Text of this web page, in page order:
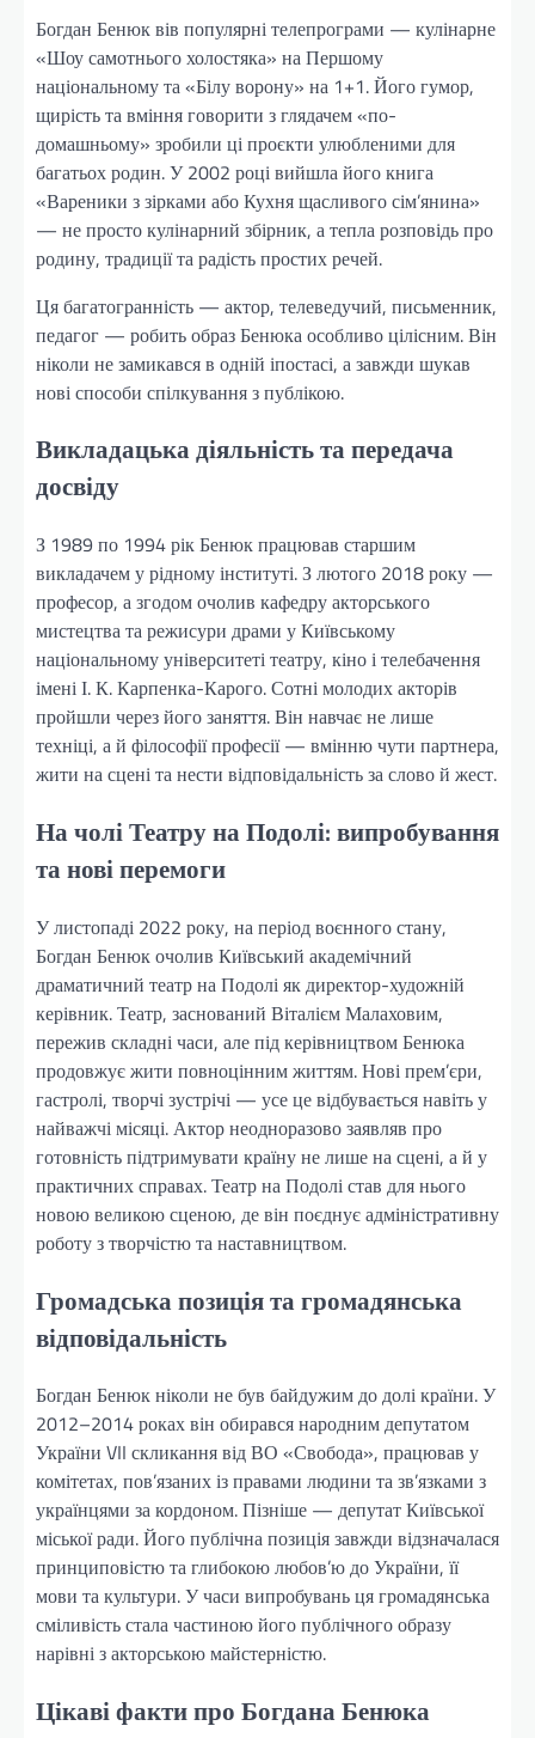
Богдан Бенюк вів популярні телепрограми — кулінарне
«Шоу самотнього холостяка» на Першому
національному та «Білу ворону» на 1+1. Його гумор,
щирість та вміння говорити з глядачем «по-
домашньому» зробили ці проєкти улюбленими для
багатьох родин. У 2002 році вийшла його книга
«Вареники з зірками або Кухня щасливого сім’янина»
— не просто кулінарний збірник, а тепла розповідь про
родину, традиції та радість простих речей.
Ця багатогранність — актор, телеведучий, письменник,
педагог — робить образ Бенюка особливо цілісним. Він
ніколи не замикався в одній іпостасі, а завжди шукав
нові способи спілкування з публікою.
Викладацька діяльність та передача
досвіду
З 1989 по 1994 рік Бенюк працював старшим
викладачем у рідному інституті. З лютого 2018 року —
професор, а згодом очолив кафедру акторського
мистецтва та режисури драми у Київському
національному університеті театру, кіно і телебачення
імені І. К. Карпенка-Карого. Сотні молодих акторів
пройшли через його заняття. Він навчає не лише
техніці, а й філософії професії — вмінню чути партнера,
жити на сцені та нести відповідальність за слово й жест.
На чолі Театру на Подолі: випробування
та нові перемоги
У листопаді 2022 року, на період воєнного стану,
Богдан Бенюк очолив Київський академічний
драматичний театр на Подолі як директор-художній
керівник. Театр, заснований Віталієм Малаховим,
пережив складні часи, але під керівництвом Бенюка
продовжує жити повноцінним життям. Нові прем’єри,
гастролі, творчі зустрічі — усе це відбувається навіть у
найважчі місяці. Актор неодноразово заявляв про
готовність підтримувати країну не лише на сцені, а й у
практичних справах. Театр на Подолі став для нього
новою великою сценою, де він поєднує адміністративну
роботу з творчістю та наставництвом.
Громадська позиція та громадянська
відповідальність
Богдан Бенюк ніколи не був байдужим до долі країни. У
2012–2014 роках він обирався народним депутатом
України VII скликання від ВО «Свобода», працював у
комітетах, пов’язаних із правами людини та зв’язками з
українцями за кордоном. Пізніше — депутат Київської
міської ради. Його публічна позиція завжди відзначалася
принциповістю та глибокою любов’ю до України, її
мови та культури. У часи випробувань ця громадянська
сміливість стала частиною його публічного образу
нарівні з акторською майстерністю.
Цікаві факти про Богдана Бенюка